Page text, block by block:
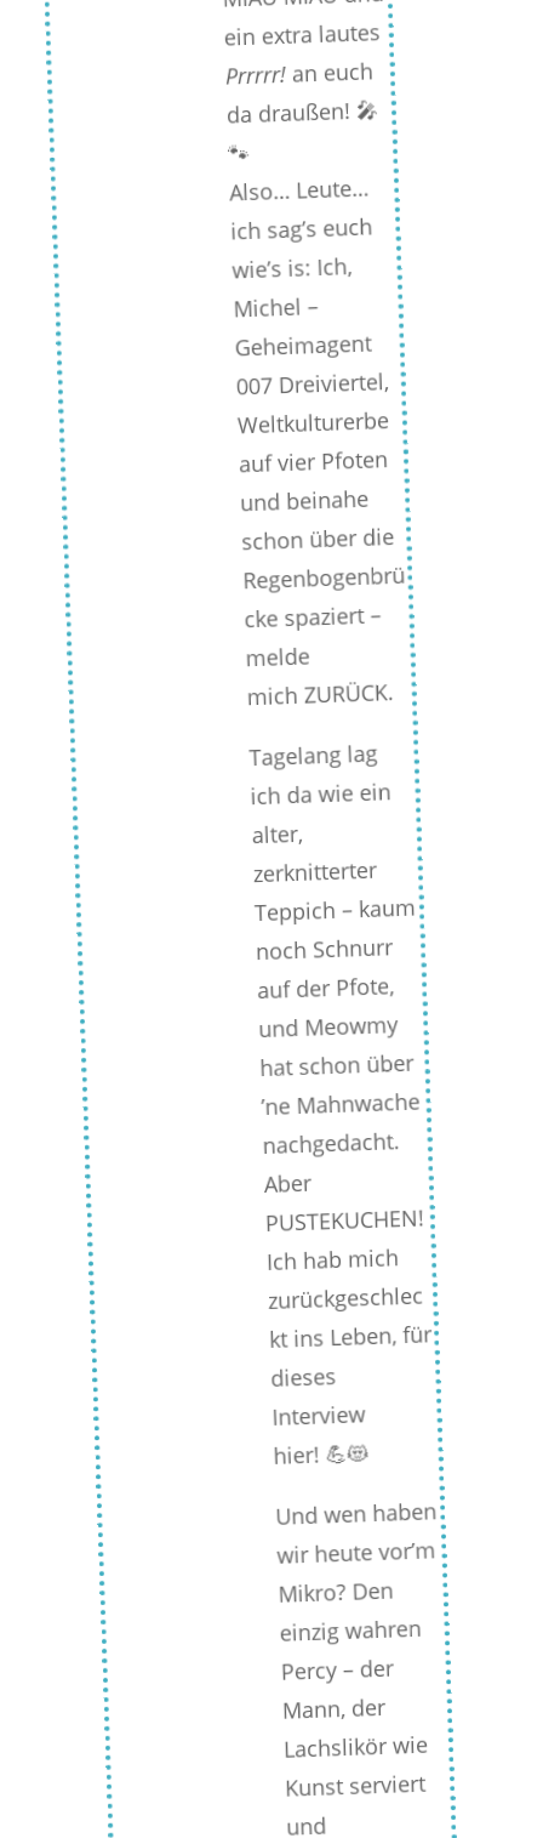
ein extra lautes
Prrrrr!an euch
da draußen! 🎤
🐾
Also… Leute…
ich sag’s euch
wie’s is: Ich,
Michel –
Geheimagent
007 Dreiviertel,
Weltkulturerbe
auf vier Pfoten
und beinahe
schon über die
Regenbogenbrü
cke spaziert –
melde
mich ZURÜCK.
Tagelang lag
ich da wie ein
alter,
zerknitterter
Teppich – kaum
noch Schnurr
auf der Pfote,
und Meowmy
hat schon über
’ne Mahnwache
nachgedacht.
Aber
PUSTEKUCHEN!
Ich hab mich
zurückgeschlec
kt ins Leben, für
dieses
Interview
hier! 💪😻
Und wen haben
wir heute vor’m
Mikro? Den
einzig wahren
Percy – der
Mann, der
Lachslikör wie
Kunst serviert
und